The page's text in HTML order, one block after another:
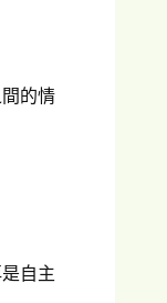
的情
自主